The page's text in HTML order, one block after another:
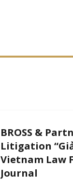
BROSS &
Litigation
Vietnam Law
Journal